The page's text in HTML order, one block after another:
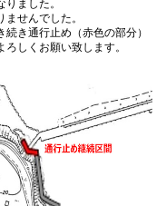
ました。
せんでした。
き通行止め（赤色の部分）
しくお願い致します。